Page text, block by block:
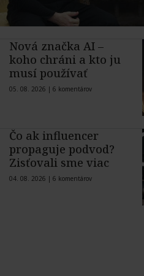
Nová značka AI –
koho chráni a kto ju
musí používať
05. 08. 2026 | 6 komentárov
Čo ak influencer
propaguje podvod?
Zisťovali sme viac
04. 08. 2026 | 6 komentárov